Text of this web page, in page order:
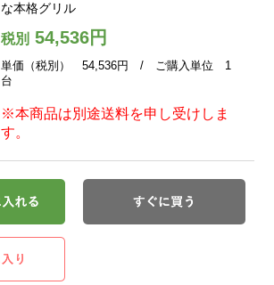
な本格グリル
税別54,536円
単価（税別） 54,536円 / ご購入単位 1
台
※本商品は別途送料を申し受けしま
す。